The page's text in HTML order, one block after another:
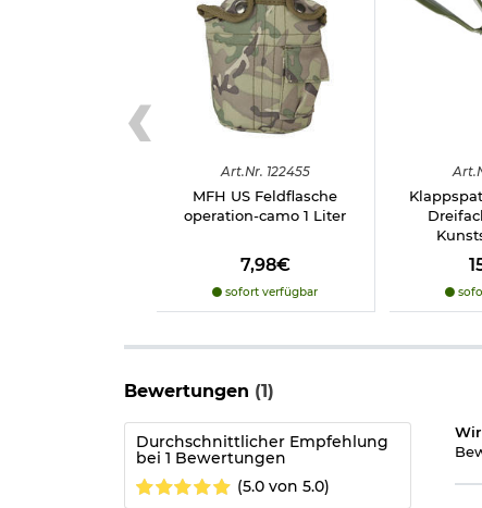
Herstellerinformationen
Art.Nr. 122455
MFH US Feldflasche
operation-camo 1 Liter
7,98€
sofort verfügbar
Art.
Bewertungen (1)
Durchschnittlicher Empfehlung
bei 1 Bewertungen
(5.0 von 5.0)